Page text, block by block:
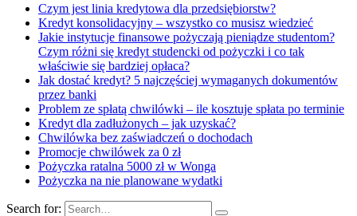
Czym jest linia kredytowa dla przedsiębiorstw?
Kredyt konsolidacyjny – wszystko co musisz wiedzieć
Jakie instytucje finansowe pożyczają pieniądze studentom?
Czym różni się kredyt studencki od pożyczki i co tak
właściwie się bardziej opłaca?
Jak dostać kredyt? 5 najczęściej wymaganych dokumentów
przez banki
Problem ze spłatą chwilówki – ile kosztuje spłata po terminie
Kredyt dla zadłużonych – jak uzyskać?
Chwilówka bez zaświadczeń o dochodach
Promocje chwilówek za 0 zł
Pożyczka ratalna 5000 zł w Wonga
Pożyczka na nie planowane wydatki
Search for: